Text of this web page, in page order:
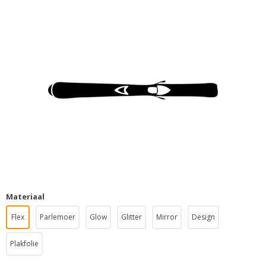
Materiaal
Flex Parlemoer Glow Glitter Mirror Design
Plakfolie